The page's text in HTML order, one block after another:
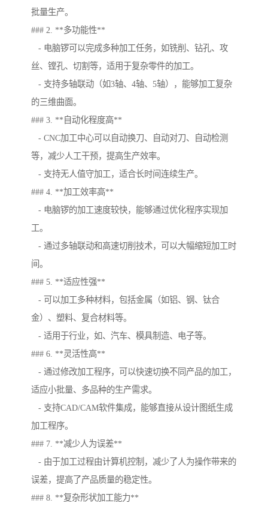
批量生产。
### 2. **多功能性**
- 电脑锣可以完成多种加工任务，如铣削、钻孔、攻
丝、镗孔、切割等，适用于复杂零件的加工。
- 支持多轴联动（如3轴、4轴、5轴），能够加工复杂
的三维曲面。
### 3. **自动化程度高**
- CNC加工中心可以自动换刀、自动对刀、自动检测
等，减少人工干预，提高生产效率。
- 支持无人值守加工，适合长时间连续生产。
### 4. **加工效率高**
- 电脑锣的加工速度较快，能够通过优化程序实现加
工。
- 通过多轴联动和高速切削技术，可以大幅缩短加工时
间。
### 5. **适应性强**
- 可以加工多种材料，包括金属（如铝、钢、钛合
金）、塑料、复合材料等。
- 适用于行业，如、汽车、模具制造、电子等。
### 6. **灵活性高**
- 通过修改加工程序，可以快速切换不同产品的加工，
适应小批量、多品种的生产需求。
- 支持CAD/CAM软件集成，能够直接从设计图纸生成
加工程序。
### 7. **减少人为误差**
- 由于加工过程由计算机控制，减少了人为操作带来的
误差，提高了产品质量的稳定性。
### 8. **复杂形状加工能力**